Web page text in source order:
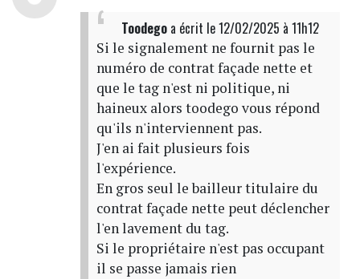
Toodegoa écrit le 12/02/2025 à 11h12
Si le signalement ne fournit pas le
numéro de contrat façade nette et
que le tag n'est ni politique, ni
haineux alors toodego vous répond
qu'ils n'interviennent pas.
J'en ai fait plusieurs fois
l'expérience.
En gros seul le bailleur titulaire du
contrat façade nette peut déclencher
l'en lavement du tag.
Si le propriétaire n'est pas occupant
il se passe jamais rien